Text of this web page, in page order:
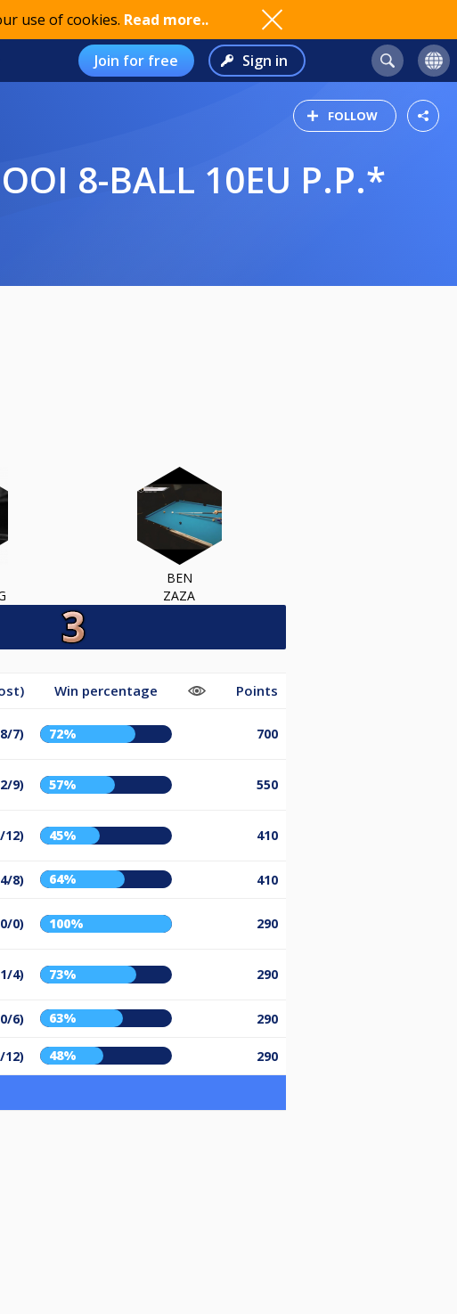
use of cookies. Read more..
Join for free Sign in
FOLLOW
8-BALL 10EU P.P.*
BEN
ZAZA
Win percentage Points
7) 72% 700
9) 57% 550
12) 45% 410
8) 64% 410
0) 100% 290
4) 73% 290
6) 63% 290
12) 48% 290